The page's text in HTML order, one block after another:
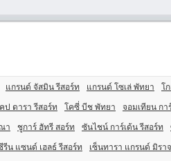
แกรนด์ จัสมิน รีสอร์ท แกรนด์ โซเล่ พัทยา โ
คป ดารา รีสอร์ท โคซี่ บีช พัทยา จอมเทียน กา
า ชูการ์ ฮัทรี สอร์ท ซันไชน์ การ์เด้น รีสอร์ท
รีน แซนด์ เฮลธ์ รีสอร์ท เซ็นทารา แกรนด์ มิรา